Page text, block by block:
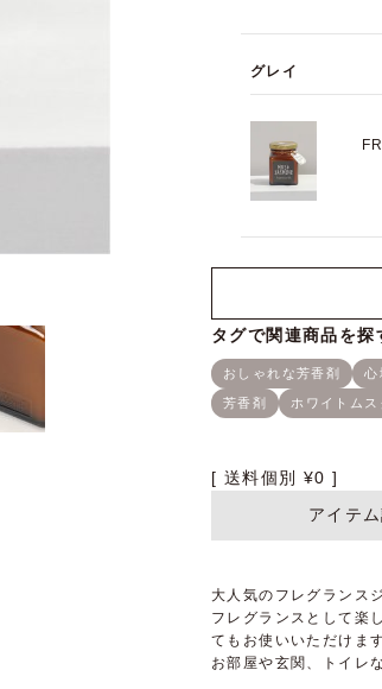
グレイ
送料個別 ¥0
アイテ
大人気のフレグランス
フレグランスとして楽
てもお使いいただけま
お部屋や玄関、トイレ